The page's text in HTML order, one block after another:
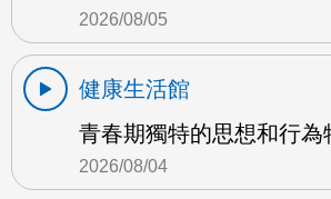
2026/08/05
健康生活館
青春期獨特的思想和行為
2026/08/04